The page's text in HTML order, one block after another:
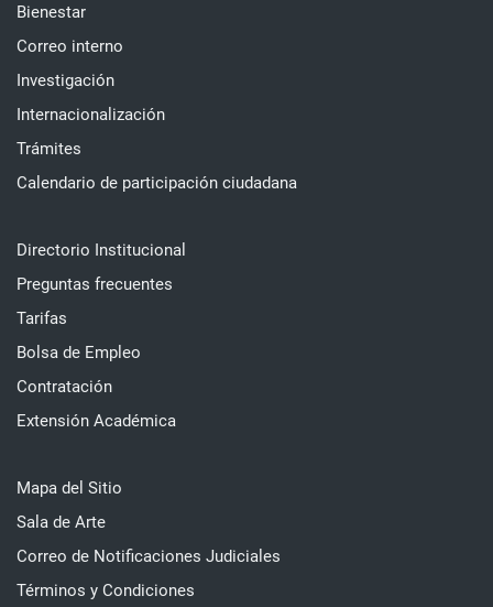
Bienestar
Correo interno
Investigación
Internacionalización
Trámites
Calendario de participación ciudadana
Directorio Institucional
Preguntas frecuentes
Tarifas
Bolsa de Empleo
Contratación
Extensión Académica
Mapa del Sitio
Sala de Arte
Correo de Notificaciones Judiciales
Términos y Condiciones